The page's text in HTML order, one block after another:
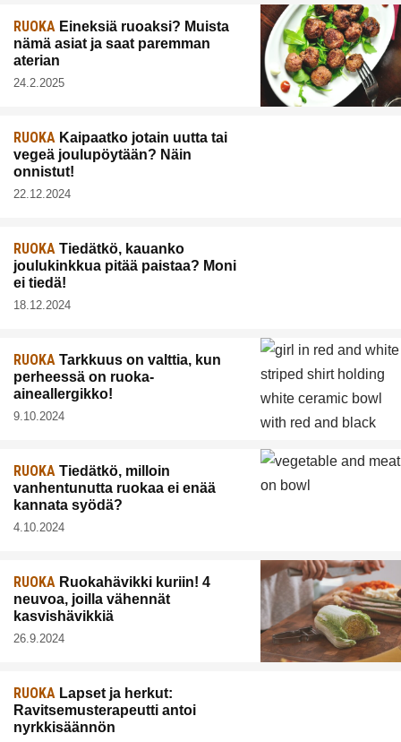
RUOKA Eineksiä ruoaksi? Muista
nämä asiat ja saat paremman
aterian
24.2.2025
RUOKA Kaipaatko jotain uutta tai
vegeä joulupöytään? Näin
onnistut!
22.12.2024
RUOKA Tiedätkö, kauanko
joulukinkkua pitää paistaa? Moni
ei tiedä!
18.12.2024
RUOKA Tarkkuus on valttia, kun
perheessä on ruoka-
aineallergikko!
9.10.2024
RUOKA Tiedätkö, milloin
vanhentunutta ruokaa ei enää
kannata syödä?
4.10.2024
RUOKA Ruokahävikki kuriin! 4
neuvoa, joilla vähennät
kasvishävikkiä
26.9.2024
RUOKA Lapset ja herkut:
Ravitsemusterapeutti antoi
nyrkkisäännön